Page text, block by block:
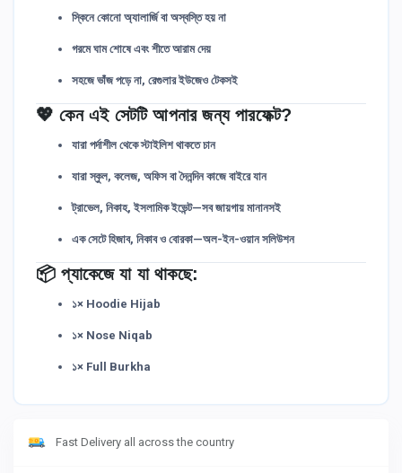
স্কিনে কোনো অ্যালার্জি বা অস্বস্তি হয় না
গরমে ঘাম শোষে এবং শীতে আরাম দেয়
সহজে ভাঁজ পড়ে না, রেগুলার ইউজেও টেকসই
💖 কেন এই সেটটি আপনার জন্য পারফেক্ট?
যারা পর্দাশীল থেকে স্টাইলিশ থাকতে চান
যারা স্কুল, কলেজ, অফিস বা দৈনন্দিন কাজে বাইরে যান
ট্রাভেল, নিকাহ, ইসলামিক ইভেন্ট—সব জায়গায় মানানসই
এক সেটে হিজাব, নিকাব ও বোরকা—অল-ইন-ওয়ান সলিউশন
📦 প্যাকেজে যা যা থাকছে:
১× Hoodie Hijab
১× Nose Niqab
১× Full Burkha
Fast Delivery all across the country